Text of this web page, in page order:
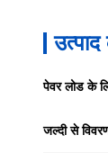
उत्पाद
पेवर लोड के
जल्दी से